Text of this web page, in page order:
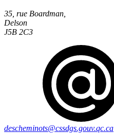
35, rue Boardman,
Delson
J5B 2C3
descheminots@cssdgs.gouv.qc.ca